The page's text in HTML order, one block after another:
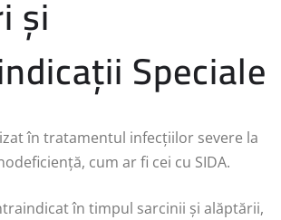
și
Speciale
în tratamentul infecțiilor severe la
cum ar fi cei cu SIDA.
în timpul sarcinii și alăptării,